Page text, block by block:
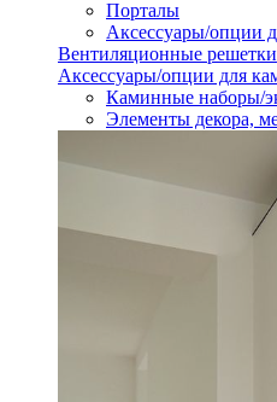
Порталы
Аксессуары/опции
Вентиляционные решетки
Аксессуары/опции для
Каминные наборы/
Элементы декора,